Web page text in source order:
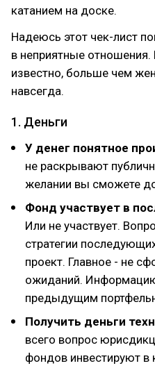
катанием на доске.
Надеюсь этот чек-лист
в неприятные отношения.
известно, больше чем
навсегда.
1. Деньги
У денег понятное
не раскрывают
желании вы сможете
Фонд участвует в
Или не участвует.
стратегии
проект. Главное - не
ожиданий.
предыдущим
Получить деньги
всего вопрос
фондов инвестируют в